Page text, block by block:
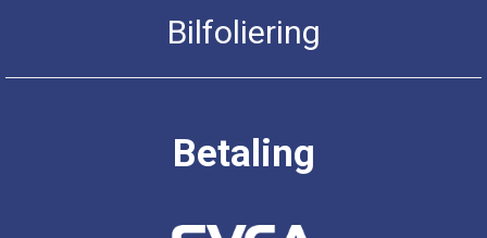
Bilfoliering
Betaling